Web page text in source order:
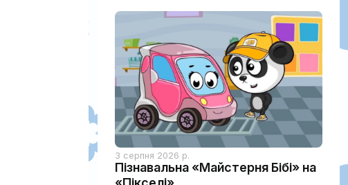
М/с "Баранчик Шон"
13:30
Online-садок
3 серпня 2026 р.
Пізнавальна «Майстерня Бібі» на